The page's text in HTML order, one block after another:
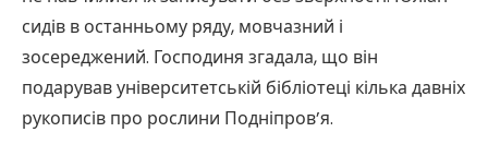
сидів в останньому ряду, мовчазний і
зосереджений. Господиня згадала, що він
подарував університетській бібліотеці кілька давніх
рукописів про рослини Подніпров’я.